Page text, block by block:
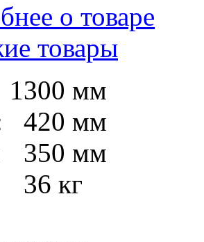
о товаре
товары
1300 мм
420 мм
350 мм
36 кг